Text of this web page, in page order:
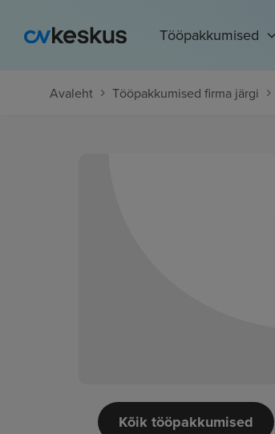
Tööpakkumised
Avaleht Tööpakkumised firma järgi
Kõik tööpakkumised